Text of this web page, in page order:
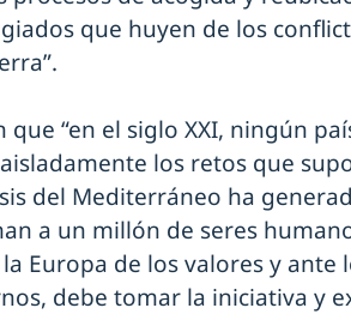
que huyen de los
“en el siglo XXI, ningún
los retos que
del Mediterráneo ha
a un millón de seres
Europa de los valores y ante
debe tomar la iniciativa y